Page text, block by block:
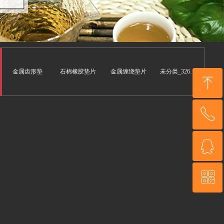
金属齿形垫 石棉橡胶垫片 金属缠绕垫片 未分类_326541228.wezhan.cn
ꁸ
回到顶部
ꂅ
13833985928
ꁗ
QQ客服
ꀥ